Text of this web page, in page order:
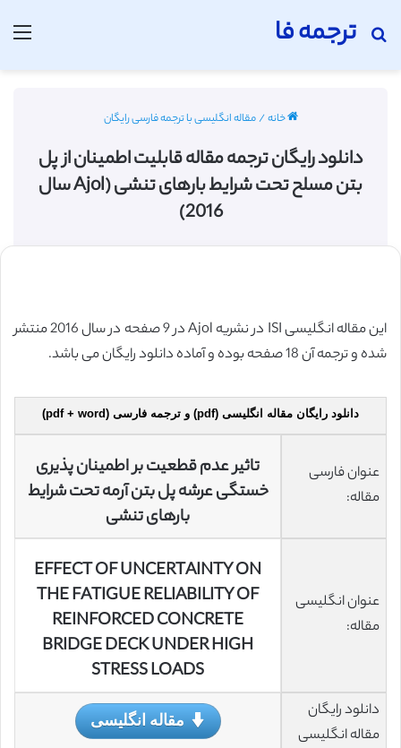
ترجمه فا
جستجو برای
خانه/مقاله انگلیسی با ترجمه فارسی رایگان
دانلود رایگان ترجمه مقاله قابلیت اطمینان از پل
بتن مسلح تحت شرایط بارهای تنشی (Ajol سال
2016)
این مقاله انگلیسی ISI در نشریه Ajol در 9 صفحه در سال 2016 منتشر
شده و ترجمه آن 18 صفحه بوده و آماده دانلود رایگان می باشد.
دانلود رایگان مقاله انگلیسی (pdf) و ترجمه فارسی (pdf + word)
عنوان فارسی
مقاله:
تاثیر عدمقطعیت بر اطمینان پذیری
خستگی عرشه پل بتن آرمه تحت شرایط
بارهای تنشی
عنوان انگلیسی
مقاله:
EFFECT OF UNCERTAINTY ON
THE FATIGUE RELIABILITY OF
REINFORCED CONCRETE
BRIDGE DECK UNDER HIGH
STRESS LOADS
دانلود رایگان
مقاله انگلیسی
مقاله انگلیسی